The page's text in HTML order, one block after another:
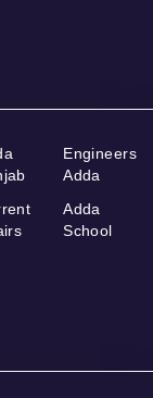
Engineers
Adda
Adda
School